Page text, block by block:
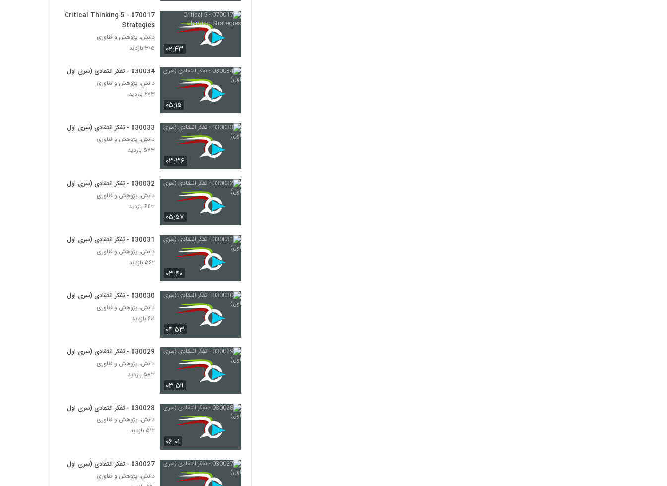
030054 - نظریه دانش
۵۷۹ بازدید
۴۸۷ بازدید
030056 - تناقض ادراک
۵۷۱ بازدید
030057 - تناقض ادراک
030058 - فلسفه زبان
۵۴۵ بازدید
030059 - فلسفه زبان
۵۴۸ بازدید
030060 - فلسفه زبان
۵۵۷ بازدید
030061 - فلسفه زبان
۵۵۰ بازدید
030062 - فلسفه زبان
۵۴۷ بازدید
030063 - فلسفه زبان
030064 - فلسفه زبان
۶۰۱ بازدید
030065 - فلسفه زبان
۶۱۶ بازدید
۰۲:۴۳
070017 - 5 Critical Thinking
Strategies
دانش، پژوهش و فناوری
۳۰۵ بازدید
۰۵:۱۵
030034 - تفکر انتقادی (سری اول)
دانش، پژوهش و فناوری
۶۷۳ بازدید
۰۳:۳۶
030033 - تفکر انتقادی (سری اول)
دانش، پژوهش و فناوری
۵۷۳ بازدید
۰۵:۵۷
030032 - تفکر انتقادی (سری اول)
دانش، پژوهش و فناوری
۶۴۳ بازدید
۰۳:۴۰
030031 - تفکر انتقادی (سری اول)
دانش، پژوهش و فناوری
۵۶۲ بازدید
۰۴:۵۳
030030 - تفکر انتقادی (سری اول)
دانش، پژوهش و فناوری
۶۰۱ بازدید
۰۳:۵۹
030029 - تفکر انتقادی (سری اول)
دانش، پژوهش و فناوری
۵۸۳ بازدید
۰۶:۰۱
030028 - تفکر انتقادی (سری اول)
دانش، پژوهش و فناوری
۵۱۲ بازدید
030027 - تفکر انتقادی (سری اول)
دانش، پژوهش و فناوری